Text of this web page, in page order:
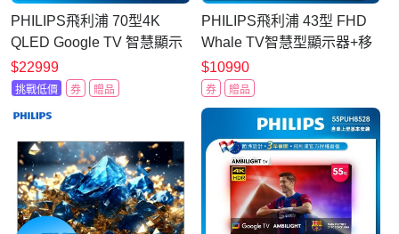
PHILIPS飛利浦 70型4K
QLED Google TV 智慧顯示
器 70PQT8169
$22999
挑戰低價 券 贈品
PHILIPS飛利浦 43型 FHD
Whale TV智慧型顯示器+移
動式立架組合
43PFH6220+ITW-CT40B
$10990
券 贈品